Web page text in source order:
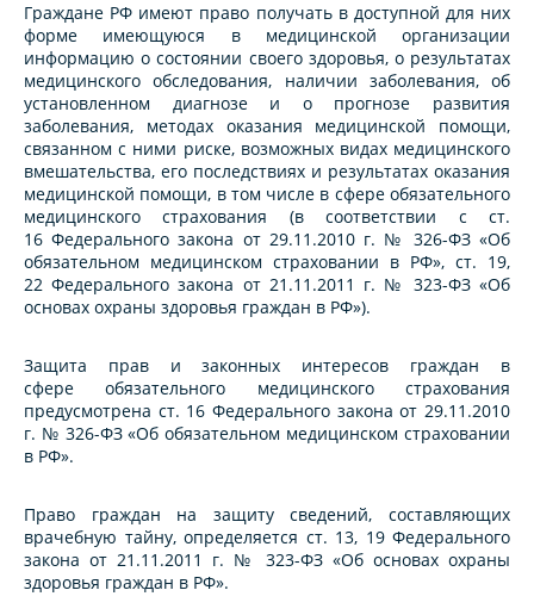
Граждане РФ имеют право получать в доступной для них
форме имеющуюся в медицинской организации
информацию о состоянии своего здоровья, о результатах
медицинского обследования, наличии заболевания, об
установленном диагнозе и о прогнозе развития
заболевания, методах оказания медицинской помощи,
связанном с ними риске, возможных видах медицинского
вмешательства, его последствиях и результатах оказания
медицинской помощи, в том числе в сфере обязательного
медицинского страхования (в соответствии с ст.
16 Федерального закона от 29.11.2010 г. № 326-ФЗ «Об
обязательном медицинском страховании в РФ», ст. 19,
22 Федерального закона от 21.11.2011 г. № 323-ФЗ «Об
основах охраны здоровья граждан в РФ»).
Защита прав и законных интересов граждан в
сфере обязательного медицинского страхования
предусмотрена ст. 16 Федерального закона от 29.11.2010
г. № 326-ФЗ «Об обязательном медицинском страховании
в РФ».
Право граждан на защиту сведений, составляющих
врачебную тайну, определяется ст. 13, 19 Федерального
закона от 21.11.2011 г. № 323-ФЗ «Об основах охраны
здоровья граждан в РФ».